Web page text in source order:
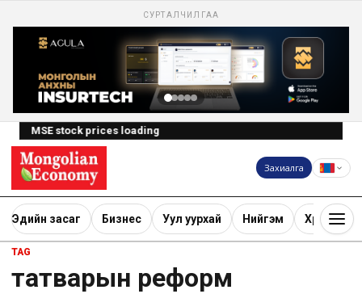
СУРТАЛЧИЛГАА
MSE stock prices loading
Захиалга
Эдийн засаг Бизнес Уул уурхай Нийгэм Хөрөнгө
TAG
татварын реформ